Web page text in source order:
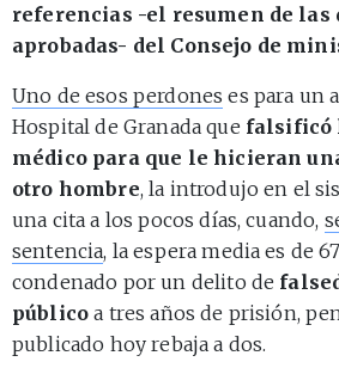
referencias -el resumen de las
aprobadas- del Consejo de
Uno de esos perdones es para un
Hospital de Granada que falsificó
médico para que le hicieran
otro hombre, la introdujo en el
una cita a los pocos días, cuando,
sentencia, la espera media es de
condenado por un delito de
público a tres años de prisión,
publicado hoy rebaja a dos.